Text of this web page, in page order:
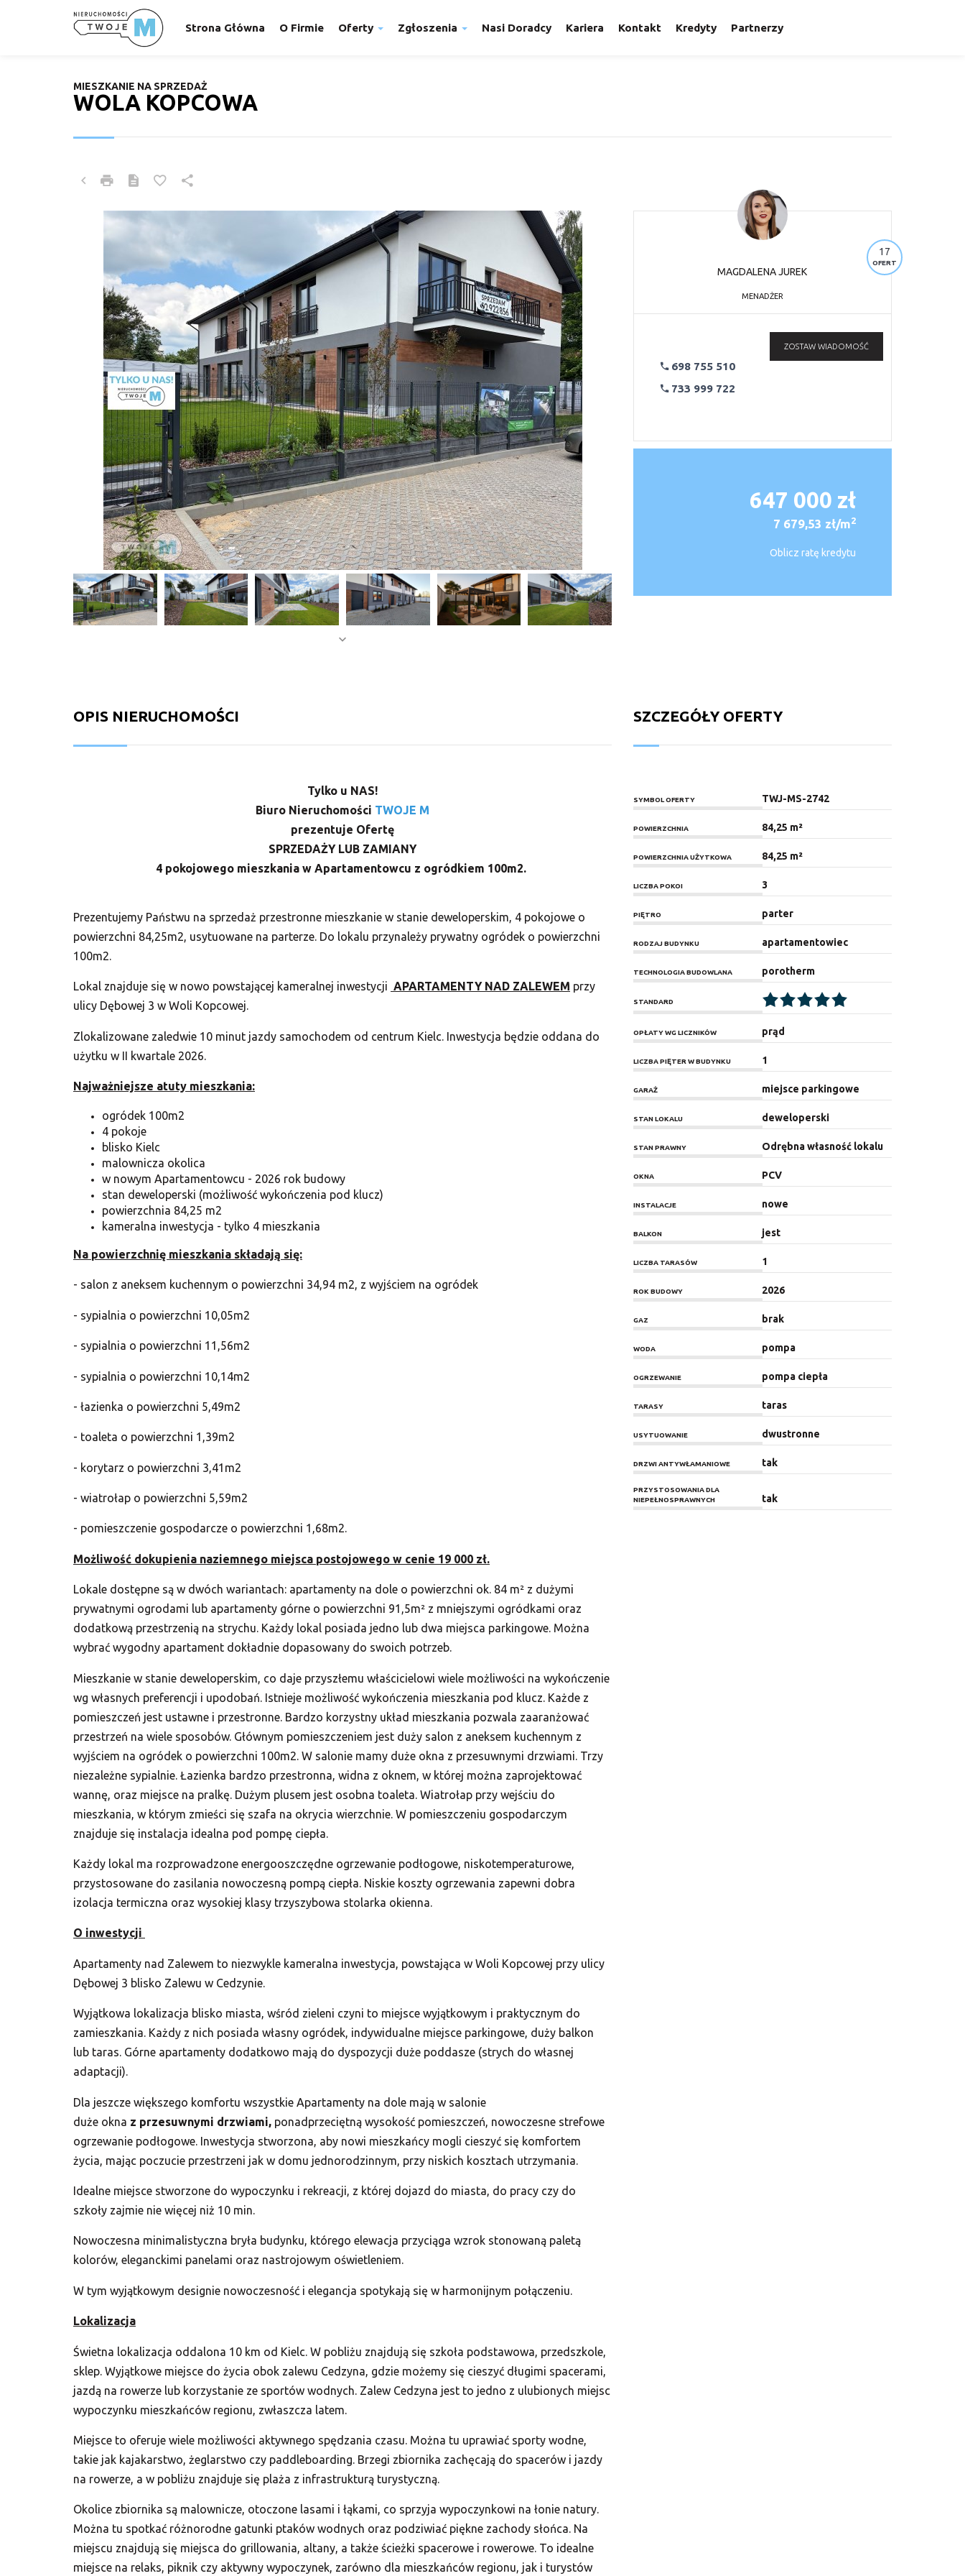
Strona Główna O Firmie Oferty Zgłoszenia Nasi Doradcy Kariera Kontakt Kredyty Partnerzy
WOLA KOPCOWA
MIESZKANIE NA SPRZEDAŻ
17
OFERT
MAGDALENA JUREK
MENADŻER
698 755 510
733 999 722
ZOSTAW WIADOMOŚĆ
647 000 zł
7 679,53 zł/m2
Oblicz ratę kredytu
OPIS NIERUCHOMOŚCI
Tylko u NAS!
Biuro Nieruchomości TWOJE M
prezentuje Ofertę
SPRZEDAŻY LUB ZAMIANY
4 pokojowego mieszkania w Apartamentowcu z ogródkiem 100m2.
Prezentujemy Państwu na sprzedaż przestronne mieszkanie w stanie deweloperskim, 4 pokojowe o
powierzchni 84,25m2, usytuowane na parterze. Do lokalu przynależy prywatny ogródek o powierzchni
100m2.
Lokal znajduje się w nowo powstającej kameralnej inwestycji APARTAMENTY NAD ZALEWEM przy
ulicy Dębowej 3 w Woli Kopcowej.
Zlokalizowane zaledwie 10 minut jazdy samochodem od centrum Kielc. Inwestycja będzie oddana do
użytku w II kwartale 2026.
Najważniejsze atuty mieszkania:
ogródek 100m2
4 pokoje
blisko Kielc
malownicza okolica
w nowym Apartamentowcu - 2026 rok budowy
stan deweloperski (możliwość wykończenia pod klucz)
powierzchnia 84,25 m2
kameralna inwestycja - tylko 4 mieszkania
Na powierzchnię mieszkania składają się:
- salon z aneksem kuchennym o powierzchni 34,94 m2, z wyjściem na ogródek
- sypialnia o powierzchni 10,05m2
- sypialnia o powierzchni 11,56m2
- sypialnia o powierzchni 10,14m2
- łazienka o powierzchni 5,49m2
- toaleta o powierzchni 1,39m2
- korytarz o powierzchni 3,41m2
- wiatrołap o powierzchni 5,59m2
- pomieszczenie gospodarcze o powierzchni 1,68m2.
Możliwość dokupienia naziemnego miejsca postojowego w cenie 19 000 zł.
Lokale dostępne są w dwóch wariantach: apartamenty na dole o powierzchni ok. 84 m² z dużymi
prywatnymi ogrodami lub apartamenty górne o powierzchni 91,5m² z mniejszymi ogródkami oraz
dodatkową przestrzenią na strychu. Każdy lokal posiada jedno lub dwa miejsca parkingowe. Można
wybrać wygodny apartament dokładnie dopasowany do swoich potrzeb.
Mieszkanie w stanie deweloperskim, co daje przyszłemu właścicielowi wiele możliwości na wykończenie
wg własnych preferencji i upodobań. Istnieje możliwość wykończenia mieszkania pod klucz. Każde z
pomieszczeń jest ustawne i przestronne. Bardzo korzystny układ mieszkania pozwala zaaranżować
przestrzeń na wiele sposobów. Głównym pomieszczeniem jest duży salon z aneksem kuchennym z
wyjściem na ogródek o powierzchni 100m2. W salonie mamy duże okna z przesuwnymi drzwiami. Trzy
niezależne sypialnie. Łazienka bardzo przestronna, widna z oknem, w której można zaprojektować
wannę, oraz miejsce na pralkę. Dużym plusem jest osobna toaleta. Wiatrołap przy wejściu do
mieszkania, w którym zmieści się szafa na okrycia wierzchnie. W pomieszczeniu gospodarczym
znajduje się instalacja idealna pod pompę ciepła.
Każdy lokal ma rozprowadzone energooszczędne ogrzewanie podłogowe, niskotemperaturowe,
przystosowane do zasilania nowoczesną pompą ciepła. Niskie koszty ogrzewania zapewni dobra
izolacja termiczna oraz wysokiej klasy trzyszybowa stolarka okienna.
O inwestycji
Apartamenty nad Zalewem to niezwykle kameralna inwestycja, powstająca w Woli Kopcowej przy ulicy
Dębowej 3 blisko Zalewu w Cedzynie.
Wyjątkowa lokalizacja blisko miasta, wśród zieleni czyni to miejsce wyjątkowym i praktycznym do
zamieszkania. Każdy z nich posiada własny ogródek, indywidualne miejsce parkingowe, duży balkon
lub taras. Górne apartamenty dodatkowo mają do dyspozycji duże poddasze (strych do własnej
adaptacji).
Dla jeszcze większego komfortu wszystkie Apartamenty na dole mają w salonie
duże okna z przesuwnymi drzwiami, ponadprzeciętną wysokość pomieszczeń, nowoczesne strefowe
ogrzewanie podłogowe. Inwestycja stworzona, aby nowi mieszkańcy mogli cieszyć się komfortem
życia, mając poczucie przestrzeni jak w domu jednorodzinnym, przy niskich kosztach utrzymania.
Idealne miejsce stworzone do wypoczynku i rekreacji, z której dojazd do miasta, do pracy czy do
szkoły zajmie nie więcej niż 10 min.
Nowoczesna minimalistyczna bryła budynku, którego elewacja przyciąga wzrok stonowaną paletą
kolorów, eleganckimi panelami oraz nastrojowym oświetleniem.
W tym wyjątkowym designie nowoczesność i elegancja spotykają się w harmonijnym połączeniu.
Lokalizacja
Świetna lokalizacja oddalona 10 km od Kielc. W pobliżu znajdują się szkoła podstawowa, przedszkole,
sklep. Wyjątkowe miejsce do życia obok zalewu Cedzyna, gdzie możemy się cieszyć długimi spacerami,
jazdą na rowerze lub korzystanie ze sportów wodnych. Zalew Cedzyna jest to jedno z ulubionych miejsc
wypoczynku mieszkańców regionu, zwłaszcza latem.
Miejsce to oferuje wiele możliwości aktywnego spędzania czasu. Można tu uprawiać sporty wodne,
takie jak kajakarstwo, żeglarstwo czy paddleboarding. Brzegi zbiornika zachęcają do spacerów i jazdy
na rowerze, a w pobliżu znajduje się plaża z infrastrukturą turystyczną.
Okolice zbiornika są malownicze, otoczone lasami i łąkami, co sprzyja wypoczynkowi na łonie natury.
Można tu spotkać różnorodne gatunki ptaków wodnych oraz podziwiać piękne zachody słońca. Na
miejscu znajdują się miejsca do grillowania, altany, a także ścieżki spacerowe i rowerowe. To idealne
miejsce na relaks, piknik czy aktywny wypoczynek, zarówno dla mieszkańców regionu, jak i turystów
SZCZEGÓŁY OFERTY
SYMBOL OFERTY TWJ-MS-2742
POWIERZCHNIA 84,25 m²
POWIERZCHNIA UŻYTKOWA 84,25 m²
LICZBA POKOI 3
PIĘTRO parter
RODZAJ BUDYNKU apartamentowiec
TECHNOLOGIA BUDOWLANA porotherm
STANDARD
OPŁATY WG LICZNIKÓW prąd
LICZBA PIĘTER W BUDYNKU 1
GARAŻ miejsce parkingowe
STAN LOKALU deweloperski
STAN PRAWNY Odrębna własność lokalu
OKNA PCV
INSTALACJE nowe
BALKON jest
LICZBA TARASÓW 1
ROK BUDOWY 2026
GAZ brak
WODA pompa
OGRZEWANIE pompa ciepła
TARASY taras
USYTUOWANIE dwustronne
DRZWI ANTYWŁAMANIOWE tak
PRZYSTOSOWANIA DLA
NIEPEŁNOSPRAWNYCH
tak